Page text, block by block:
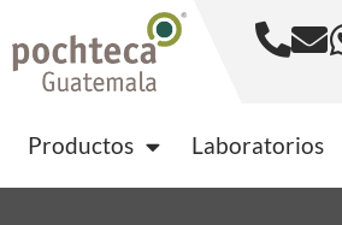
Productos Laboratorios